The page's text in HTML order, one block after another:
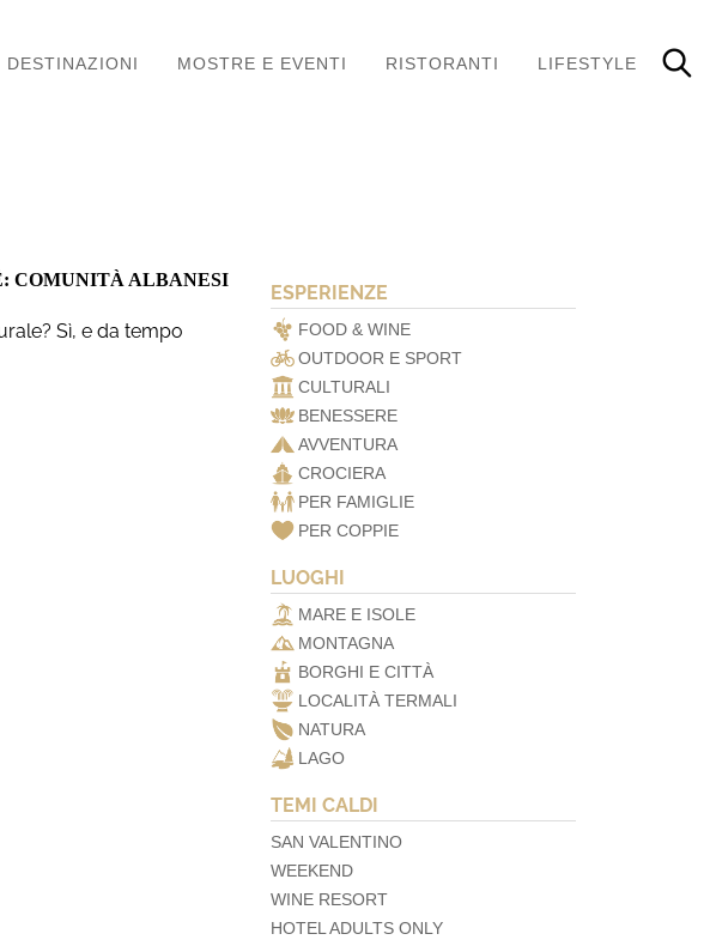
DESTINAZIONI MOSTRE E EVENTI RISTORANTI LIFESTYLE
COMUNITÀ ALBANESI
Sì, e da tempo
ESPERIENZE
FOOD & WINE
OUTDOOR E SPORT
CULTURALI
BENESSERE
AVVENTURA
CROCIERA
PER FAMIGLIE
PER COPPIE
LUOGHI
MARE E ISOLE
MONTAGNA
BORGHI E CITTÀ
LOCALITÀ TERMALI
NATURA
LAGO
TEMI CALDI
SAN VALENTINO
WEEKEND
WINE RESORT
HOTEL ADULTS ONLY